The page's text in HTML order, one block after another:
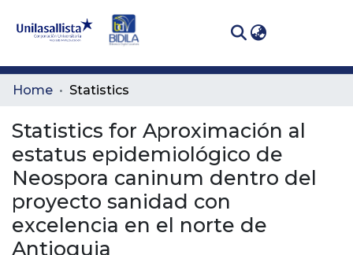
Communities
All of DSpace
Home Statistics
Statistics for Aproximación al
estatus epidemiológico de
Neospora caninum dentro del
proyecto sanidad con
excelencia en el norte de
Antioquia